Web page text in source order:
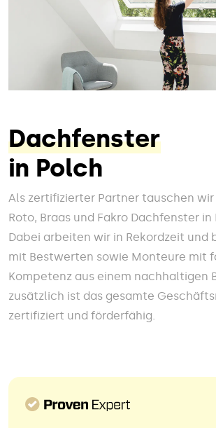
Dachfenster
in Polch
Als zertifizierter Partner tauschen
Roto, Braas und Fakro Dachfenster in
Dabei arbeiten wir in Rekordzeit und
mit Bestwerten sowie Monteure mit
Kompetenz aus einem nachhaltigen
zusätzlich ist das gesamte
zertifiziert und förderfähig.